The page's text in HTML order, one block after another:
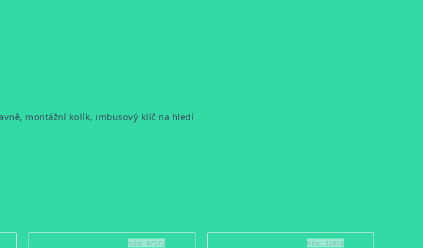
montážní kolík, imbusový klíč na hledí
Kód: 47572 Kód: 33958